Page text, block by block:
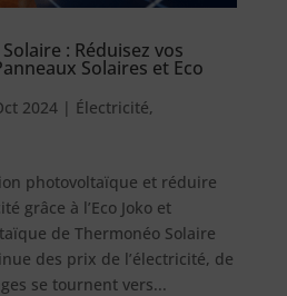
: Réduisez vos
Solaires et Eco
2024| Électricité,
photovoltaïque et réduire
grâce à l’Eco Joko et
de Thermonéo Solaire
des prix de l’électricité, de
se tournent vers...